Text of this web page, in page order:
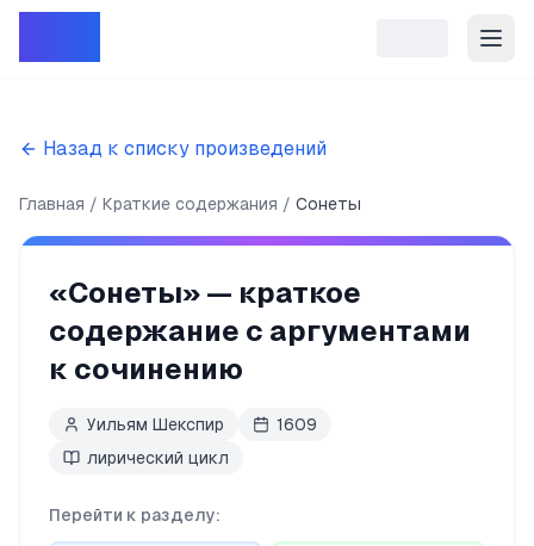
Назад к списку произведений
Главная Краткие содержания Сонеты
«Сонеты» — краткое
содержание с аргументами
к сочинению
Уильям Шекспир
1609
лирический цикл
Перейти к разделу: